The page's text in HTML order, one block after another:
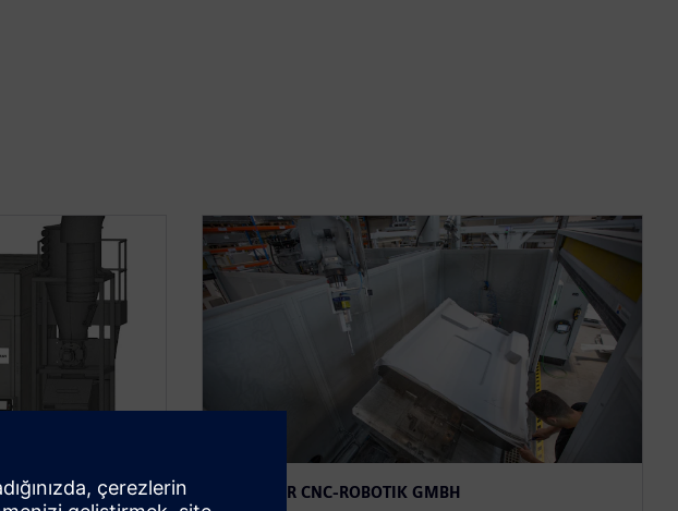
MAUCHER CNC-ROBOTIK GMBH